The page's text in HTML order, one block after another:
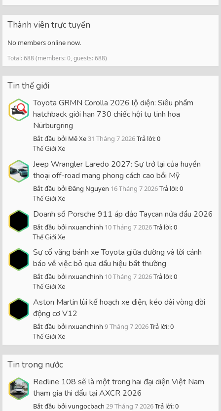
Thành viên trực tuyến
No members online now.
Total: 688 (members: 0, guests: 688)
Tin thế giới
Toyota GRMN Corolla 2026 lộ diện: Siêu phẩm
hatchback giới hạn 730 chiếc hội tụ tinh hoa
Nürburgring
Bắt đầu bởi Mê Xe31 Tháng 7 2026Trả lời: 0
Thế Giới Xe
Jeep Wrangler Laredo 2027: Sự trở lại của huyền
thoại off-road mang phong cách cao bồi Mỹ
Bắt đầu bởi Đăng Nguyen 16 Tháng 7 2026Trả lời: 0
Thế Giới Xe
Doanh số Porsche 911 áp đảo Taycan nửa đầu 2026
Bắt đầu bởi nxuanchinh 10 Tháng 7 2026Trả lời: 0
Thế Giới Xe
Sự cố văng bánh xe Toyota giữa đường và lời cảnh
báo về việc bỏ qua dấu hiệu bất thường
Bắt đầu bởi nxuanchinh 10 Tháng 7 2026Trả lời: 0
Thế Giới Xe
Aston Martin lùi kế hoạch xe điện, kéo dài vòng đời
động cơ V12
Bắt đầu bởi nxuanchinh 9 Tháng 7 2026Trả lời: 0
Thế Giới Xe
Tin trong nước
Redline 108 sẽ là một trong hai đại diện Việt Nam
tham gia thi đấu tại AXCR 2026
Bắt đầu bởi vungocbach 29 Tháng 7 2026Trả lời: 0